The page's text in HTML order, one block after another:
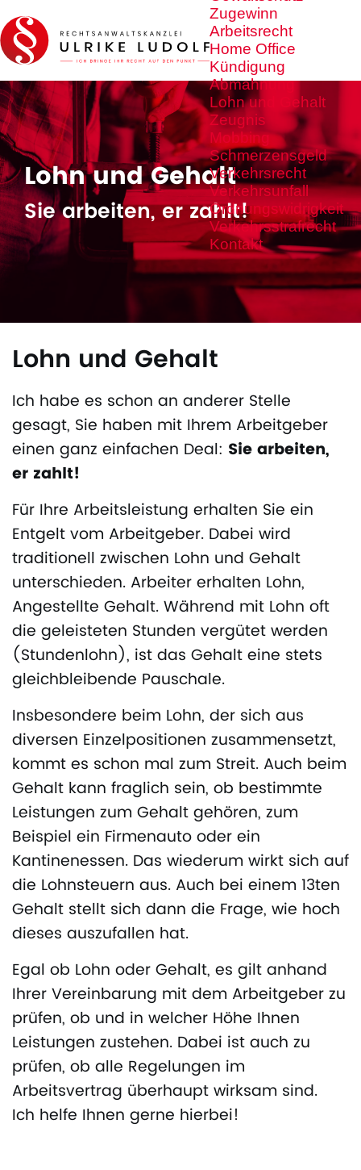
Zugewinn
Arbeitsrecht
Home Office
Kündigung
Abmahnung
Lohn und Gehalt
Zeugnis
Mobbing
Schmerzensgeld
Verkehrsrecht
Verkehrsunfall
Ordnungswidrigkeit
Verkehrsstrafrecht
Kontakt
Lohn und Gehalt
Sie arbeiten, er zahlt!
Lohn und Gehalt
Ich habe es schon an anderer Stelle
gesagt, Sie haben mit Ihrem Arbeitgeber
einen ganz einfachen Deal: Sie arbeiten,
er zahlt!
Für Ihre Arbeitsleistung erhalten Sie ein
Entgelt vom Arbeitgeber. Dabei wird
traditionell zwischen Lohn und Gehalt
unterschieden. Arbeiter erhalten Lohn,
Angestellte Gehalt. Während mit Lohn oft
die geleisteten Stunden vergütet werden
(Stundenlohn), ist das Gehalt eine stets
gleichbleibende Pauschale.
Insbesondere beim Lohn, der sich aus
diversen Einzelpositionen zusammensetzt,
kommt es schon mal zum Streit. Auch beim
Gehalt kann fraglich sein, ob bestimmte
Leistungen zum Gehalt gehören, zum
Beispiel ein Firmenauto oder ein
Kantinenessen. Das wiederum wirkt sich auf
die Lohnsteuern aus. Auch bei einem 13ten
Gehalt stellt sich dann die Frage, wie hoch
dieses auszufallen hat.
Egal ob Lohn oder Gehalt, es gilt anhand
Ihrer Vereinbarung mit dem Arbeitgeber zu
prüfen, ob und in welcher Höhe Ihnen
Leistungen zustehen. Dabei ist auch zu
prüfen, ob alle Regelungen im
Arbeitsvertrag überhaupt wirksam sind.
Ich helfe Ihnen gerne hierbei!